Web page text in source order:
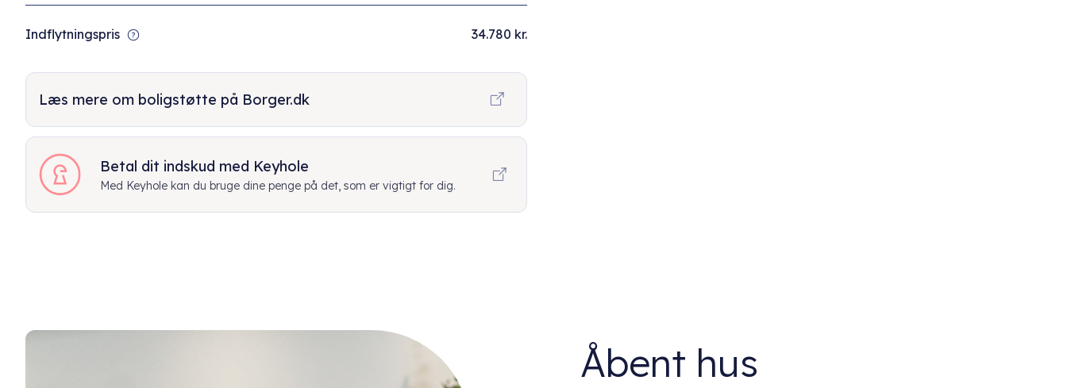
Indflytningspris 34.780 kr.
Læs mere om boligstøtte på Borger.dk
Betal dit indskud med Keyhole
Med Keyhole kan du bruge dine penge på det, som er vigtigt for dig.
Åbent hus